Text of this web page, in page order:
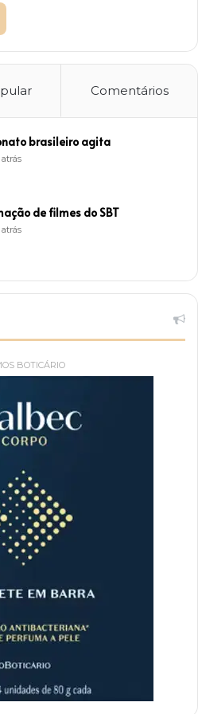
Comentários
brasileiro agita
de filmes do SBT
BOTICÁRIO